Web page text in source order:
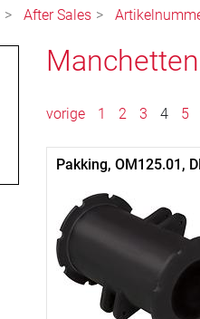
After Sales
vorige 1 2 3 4 5
Pakking, OM125.01,